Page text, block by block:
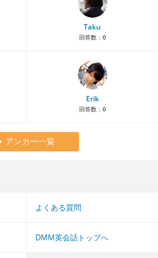
Taku
回答数： 0
Erik
回答数： 0
アンカー一覧
よくある質問
DMM英会話トップへ